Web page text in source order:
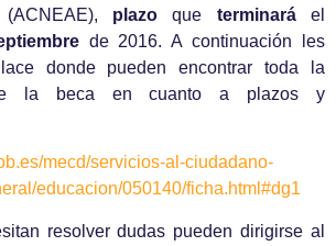
plazo que terminaráel
de 2016. A continuación les
donde pueden encontrar toda la
la beca en cuanto a plazos y
mecd/servicios-al-ciudadano-
educacion/050140/ficha.html#dg1
resolver dudas pueden dirigirse al